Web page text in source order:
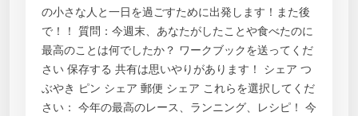
の小さな人と一日を過ごすために出発します！また後
で！！ 質問：今週末、あなたがしたことや食べたのに
最高のことは何でしたか？ ワークブックを送ってくだ
さい 保存する 共有は思いやりがあります！ シェア つ
ぶやき ピン シェア 郵便 シェア これらを選択してくだ
さい： 今年の最高のレース、ランニング、レシピ！ 今